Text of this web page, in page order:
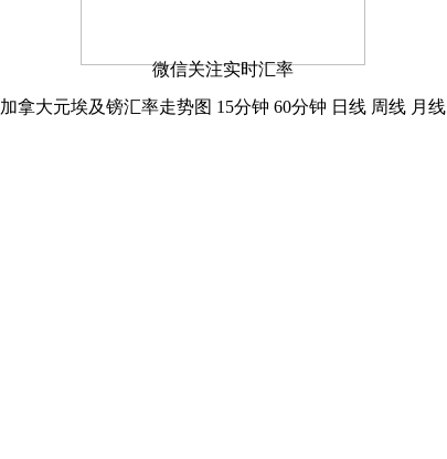
微信关注实时汇率
加拿大元埃及镑汇率走势图 15分钟 60分钟 日线 周线 月线